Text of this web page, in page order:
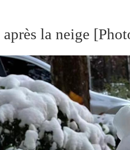
la neige